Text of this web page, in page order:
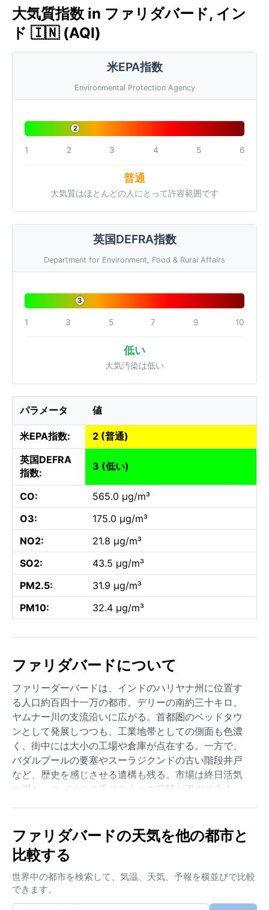
大気質指数 in ファリダバード, イン
ド 🇮🇳 (AQI)
米EPA指数
Environmental Protection Agency
2
1 2 3 4 5 6
普通
大気質はほとんどの人にとって許容範囲です
英国DEFRA指数
Department for Environment, Food & Rural Affairs
3
1 3 5 7 9 10
低い
大気汚染は低い
パラメータ 値
米EPA指数:
2 (普通)
英国DEFRA
指数:
3 (低い)
CO:
565.0 µg/m³
O3:
175.0 µg/m³
NO2:
21.8 µg/m³
SO2:
43.5 µg/m³
PM2.5:
31.9 µg/m³
PM10:
32.4 µg/m³
ファリダバードについて
ファリーダーバードは、インドのハリヤナ州に位置す
る人口約百四十一万の都市。デリーの南約三十キロ、
ヤムナー川の支流沿いに広がる。首都圏のベッドタウ
ンとして発展しつつも、工業地帯としての側面も色濃
く、街中には大小の工場や倉庫が点在する。一方で、
バダルプールの要塞やスーラジクンドの古い階段井戸
など、歴史を感じさせる遺構も残る。市場は終日活気
に満ち、スパイスの香りと人々の喧騒が混ざり合う、
の半乾燥気候）。夏は四月から六月にかけて気温が四
十度を超える日が続き、強烈な日差しと乾燥した風が
で下がるが、日中は二十度を超えることが多い。雨季
は六月下旬から九月までで、モンスーンがもたらす激
ファリダバードの天気を他の都市と
比較する
世界中の都市を検索して、気温、天気、予報を横並びで比較
できます。